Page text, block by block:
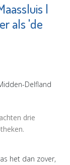
|
als 'de
drie
het dan zover,